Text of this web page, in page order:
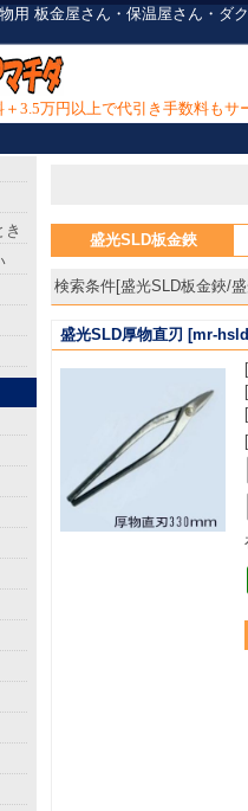
用 板金屋さん・保温屋さん・ダ
3.5万円以上で代引き手数料も
盛光SLD板金鋏
検索条件[盛光SLD板金鋏/
盛光SLD厚物直刃 [mr-